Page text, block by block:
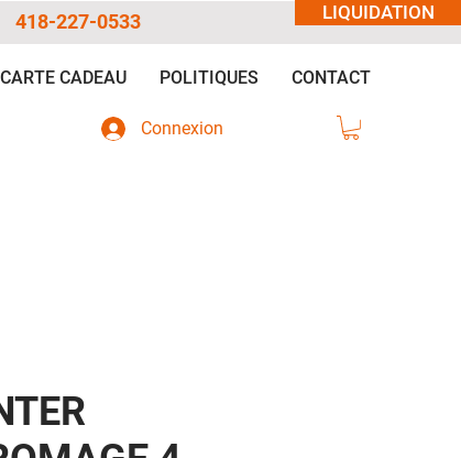
LIQUIDATION
418-227-0533
CARTE CADEAU POLITIQUES CONTACT
Connexion